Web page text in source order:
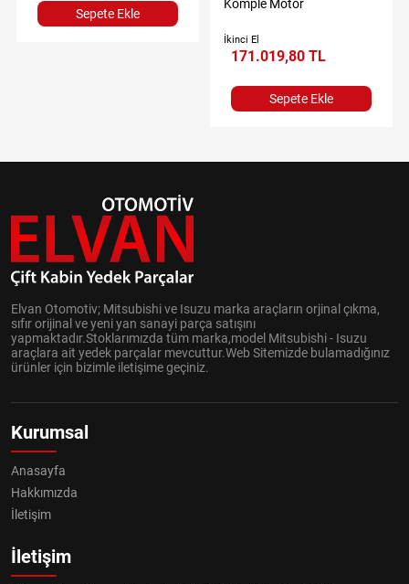
Sepete Ekle
Komple Motor
İkinci El
171.019,80 TL
Sepete Ekle
Elvan Otomotiv; Mitsubishi ve Isuzu marka araçların orjinal çıkma,
sıfır orijinal ve yeni yan sanayi parça satışını
yapmaktadır.Stoklarımızda tüm marka,model Mitsubishi - Isuzu
araçlara ait yedek parçalar mevcuttur.Web Sitemizde bulamadığınız
ürünler için bizimle iletişime geçiniz.
Kurumsal
Anasayfa
Hakkımızda
İletişim
İletişim